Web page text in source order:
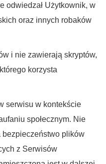
odwiedzał Użytkownik, w
oraz innych robaków
i nie zawierają skryptów,
korzysta
serwisu w kontekście
społecznym. Nie
bezpieczeństwo plików
z Serwisów